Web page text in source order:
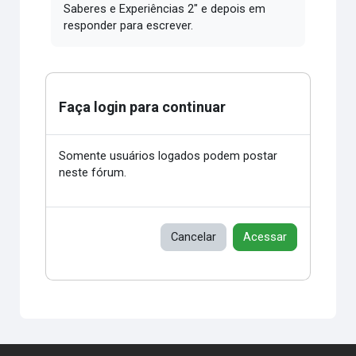
Saberes e Experiências 2" e depois em
responder para escrever.
Faça login para continuar
Somente usuários logados podem postar
neste fórum.
Cancelar Acessar